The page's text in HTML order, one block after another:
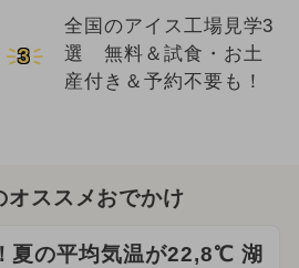
3
全国のアイス工場見学3
選 無料＆試食・お土
産付き＆予約不要も！
オススメおでかけ
夏の平均気温が22,8℃ 湖